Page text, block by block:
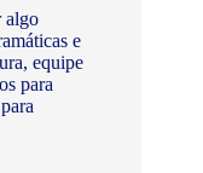
algo
e
equipe
para